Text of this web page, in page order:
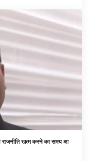
राजनीति खत्म करने का समय आ